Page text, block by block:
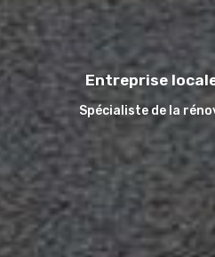
Entreprise
Spécialiste de la